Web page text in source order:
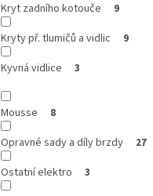
Kryt zadního kotouče 9
Kryty př. tlumičů a vidlic 9
Kyvná vidlice 3
Mousse 8
Opravné sady a díly brzdy 27
Ostatní elektro 3